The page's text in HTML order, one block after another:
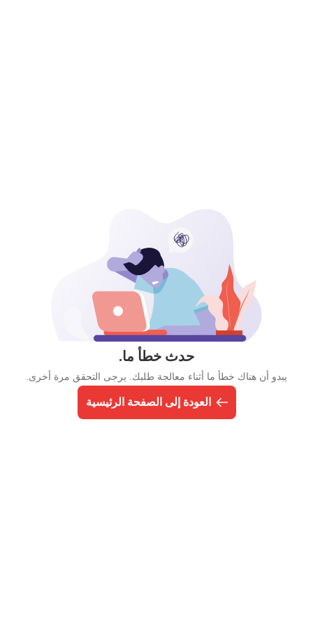
حدث خطأ ما.
يبدو أن هناك خطأ ما أثناء معالجة طلبك. يرجى التحقق مرة أخرى.
العودة إلى الصفحة الرئيسية